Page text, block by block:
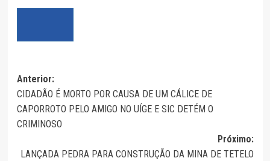
Navegação
de
artigos
Anterior:
CIDADÃO É MORTO POR CAUSA DE UM CÁLICE DE
CAPORROTO PELO AMIGO NO UÍGE E SIC DETÉM O
CRIMINOSO
Próximo:
LANÇADA PEDRA PARA CONSTRUÇÃO DA MINA DE TETELO